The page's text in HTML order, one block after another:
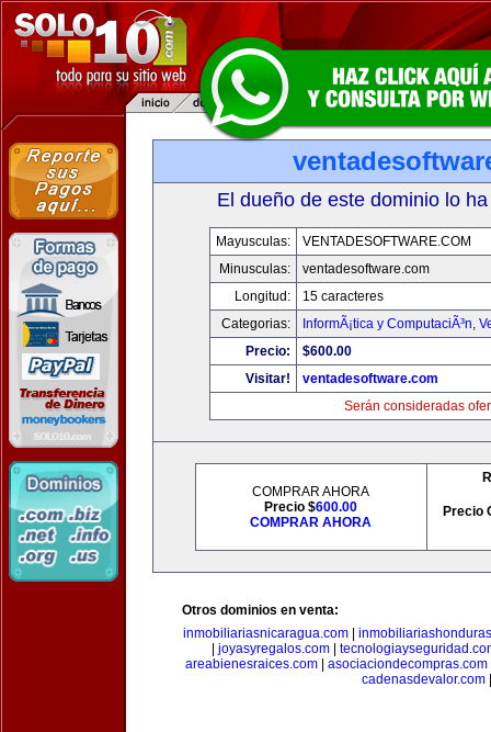
El dueño de este dominio lo
Mayusculas:
VENTADESOFTWARE.COM
Minusculas:
ventadesoftware.com
Longitud:
15 caracteres
Categorias:
InformÃ¡tica y ComputaciÃ³n,
Precio:
$600.00
Visitar!
ventadesoftware.com
Serán consideradas
COMPRAR AHORA
Precio $600.00
COMPRAR AHORA
Precio
Otros dominios en venta:
inmobiliariasnicaragua.com|
joyasyregalos.com
areabienesraices.com| asociaciondecompras.com
cadenasdevalor.com|